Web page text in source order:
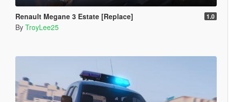
Renault Megane 3 Estate [Replace] 1.0
By TroyLee25